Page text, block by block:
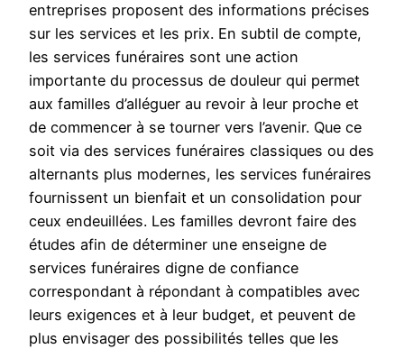
entreprises proposent des informations précises
sur les services et les prix. En subtil de compte,
les services funéraires sont une action
importante du processus de douleur qui permet
aux familles d’alléguer au revoir à leur proche et
de commencer à se tourner vers l’avenir. Que ce
soit via des services funéraires classiques ou des
alternants plus modernes, les services funéraires
fournissent un bienfait et un consolidation pour
ceux endeuillées. Les familles devront faire des
études afin de déterminer une enseigne de
services funéraires digne de confiance
correspondant à répondant à compatibles avec
leurs exigences et à leur budget, et peuvent de
plus envisager des possibilités telles que les